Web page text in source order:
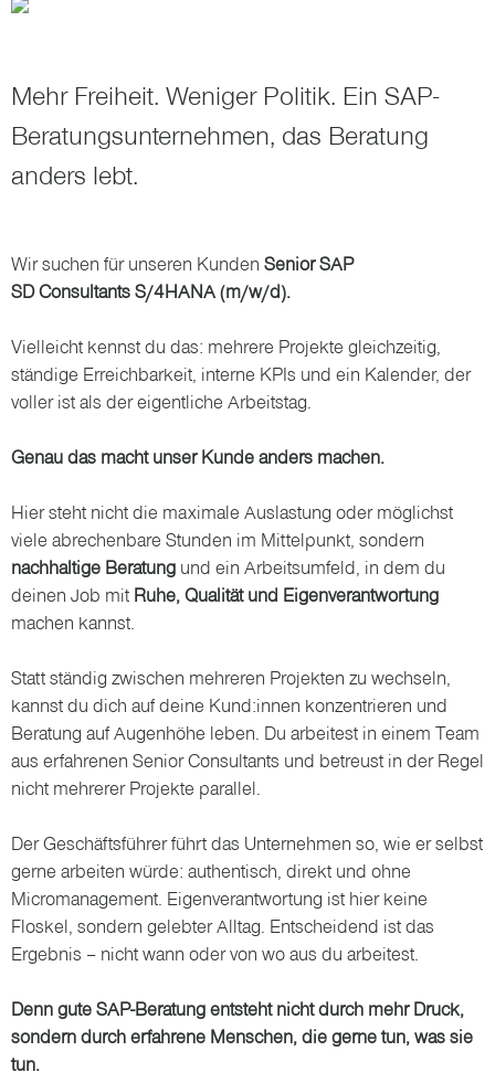
Mehr Freiheit. Weniger Politik. Ein SAP-
Beratungsunternehmen, das Beratung
anders lebt.
Wir suchen für unseren Kunden Senior SAP
SD Consultants S/4HANA(m/w/d).
Vielleicht kennst du das: mehrere Projekte gleichzeitig,
ständige Erreichbarkeit, interne KPIs und ein Kalender, der
voller ist als der eigentliche Arbeitstag.
Genau das macht unser Kunde anders machen.
Hier steht nicht die maximale Auslastung oder möglichst
viele abrechenbare Stunden im Mittelpunkt, sondern
nachhaltige Beratung und ein Arbeitsumfeld, in dem du
deinen Job mit Ruhe, Qualität und Eigenverantwortung
machen kannst.
Statt ständig zwischen mehreren Projekten zu wechseln,
kannst du dich auf deine Kund:innen konzentrieren und
Beratung auf Augenhöhe leben. Du arbeitest in einem Team
aus erfahrenen Senior Consultants und betreust in der Regel
nicht mehrerer Projekte parallel.
Der Geschäftsführer führt das Unternehmen so, wie er selbst
gerne arbeiten würde: authentisch, direkt und ohne
Micromanagement. Eigenverantwortung ist hier keine
Floskel, sondern gelebter Alltag. Entscheidend ist das
Ergebnis – nicht wann oder von wo aus du arbeitest.
Denn gute SAP-Beratung entsteht nicht durch mehr Druck,
sondern durch erfahrene Menschen, die gerne tun, was sie
tun.